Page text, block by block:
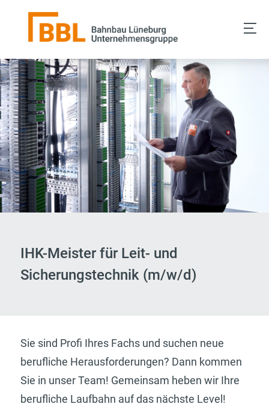
springen
IHK-Meister für Leit- und
Sicherungstechnik (m/w/d)
Sie sind Profi Ihres Fachs und suchen neue
berufliche Herausforderungen? Dann kommen
Sie in unser Team! Gemeinsam heben wir Ihre
berufliche Laufbahn auf das nächste Level!